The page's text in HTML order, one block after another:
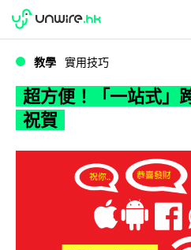
超方便！「一站式
WWDC 2026
教學 實用技巧
超方便！「一站式」
祝賀